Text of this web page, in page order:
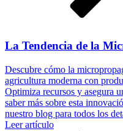
La Tendencia de la
Descubre cómo la
agricultura moderna con
Optimiza recursos y asegura
saber más sobre esta
nuestro blog para todos los
Leer artículo